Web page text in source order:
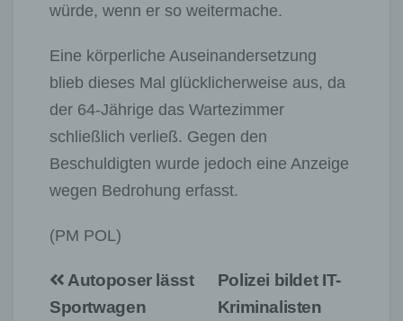
würde, wenn er so weitermache.
Eine körperliche Auseinandersetzung
blieb dieses Mal glücklicherweise aus, da
der 64-Jährige das Wartezimmer
schließlich verließ. Gegen den
Beschuldigten wurde jedoch eine Anzeige
wegen Bedrohung erfasst.
(PM POL)
Beitragsnavigation
Polizei bildet IT-
Kriminalisten
Autoposer lässt
Sportwagen